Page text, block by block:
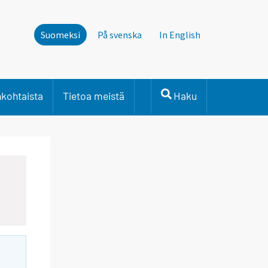
Suomeksi På svenska In English
Tietoa meistä Haku